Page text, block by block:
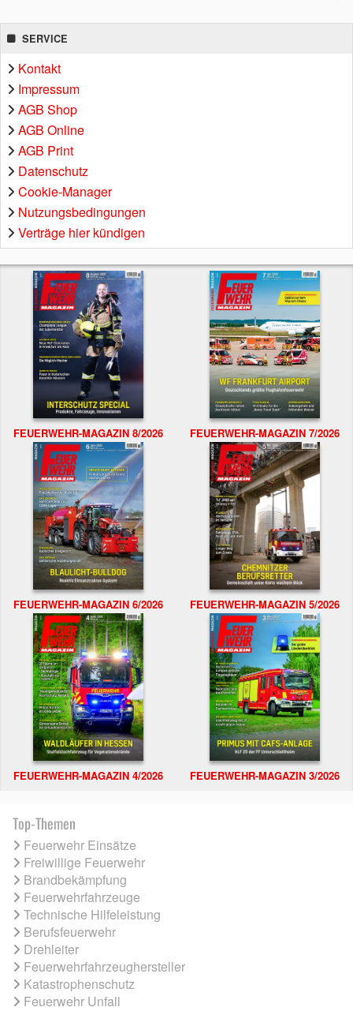
SERVICE
Kontakt
Impressum
AGB Shop
AGB Online
AGB Print
Datenschutz
Cookie-Manager
Nutzungsbedingungen
Verträge hier kündigen
FEUERWEHR-MAGAZIN 8/2026 FEUERWEHR-MAGAZIN 7/2026
FEUERWEHR-MAGAZIN 6/2026 FEUERWEHR-MAGAZIN 5/2026
FEUERWEHR-MAGAZIN 4/2026 FEUERWEHR-MAGAZIN 3/2026
Top-Themen
Feuerwehr Einsätze
Freiwillige Feuerwehr
Brandbekämpfung
Feuerwehrfahrzeuge
Technische Hilfeleistung
Berufsfeuerwehr
Drehleiter
Feuerwehrfahrzeughersteller
Katastrophenschutz
Feuerwehr Unfall